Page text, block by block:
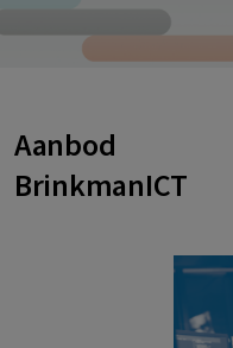
Aanbod
BrinkmanICT